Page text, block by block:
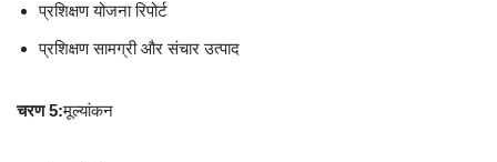
प्रशिक्षण योजना रिपोर्ट
प्रशिक्षण सामग्री और संचार उत्पाद
चरण 5:मूल्यांकन